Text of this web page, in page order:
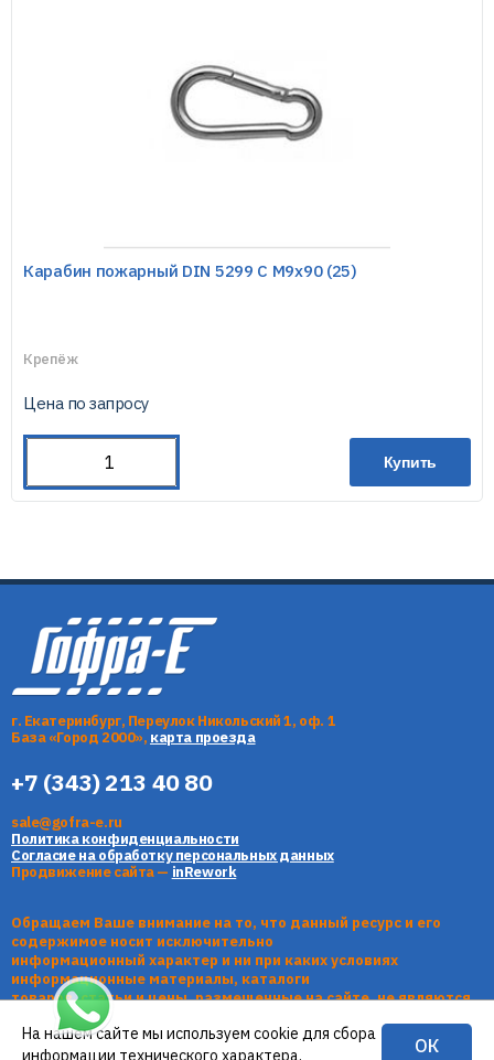
Карабин пожарный DIN 5299 С М9х90 (25)
Крепёж
Цена по запросу
Купить
г. Екатеринбург, Переулок Никольский 1, оф. 1
База «Город 2000», карта проезда
+7 (343) 213 40 80
sale@gofra-e.ru
Политика конфиденциальности
Согласие на обработку персональных данных
Продвижение сайта — inRework
Обращаем Ваше внимание на то, что данный ресурс и его
содержимое носит исключительно
информационный характер и ни при каких условиях
информационные материалы, каталоги
товаров, статьи и цены, размещенные на сайте, не являются
публичной офертой, определяемой
положениями Статьи 437 Гражданского кодекса РФ.
На нашем сайте мы используем cookie для сбора
информации технического характера.
ОК